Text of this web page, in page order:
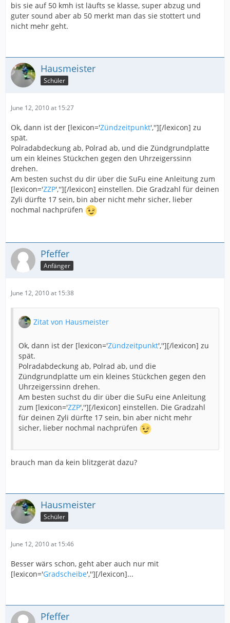
bis sie auf 50 kmh ist läufts se klasse, super abzug und
guter sound aber ab 50 merkt man das sie stottert und
nicht mehr geht.
Hausmeister
Schüler
June 12, 2010 at 15:27
Ok, dann ist der [lexicon='Zündzeitpunkt',''][/lexicon] zu
spät.
Polradabdeckung ab, Polrad ab, und die Zündgrundplatte
um ein kleines Stückchen gegen den Uhrzeigerssinn
drehen.
Am besten suchst du dir über die SuFu eine Anleitung zum
[lexicon='ZZP',''][/lexicon] einstellen. Die Gradzahl für deinen
Zyli dürfte 17 sein, bin aber nicht mehr sicher, lieber
nochmal nachprüfen
Pfeffer
Anfänger
June 12, 2010 at 15:38
Zitat von Hausmeister
Ok, dann ist der [lexicon='Zündzeitpunkt',''][/lexicon] zu
spät.
Polradabdeckung ab, Polrad ab, und die
Zündgrundplatte um ein kleines Stückchen gegen den
Uhrzeigerssinn drehen.
Am besten suchst du dir über die SuFu eine Anleitung
zum [lexicon='ZZP',''][/lexicon] einstellen. Die Gradzahl
für deinen Zyli dürfte 17 sein, bin aber nicht mehr
sicher, lieber nochmal nachprüfen
brauch man da kein blitzgerät dazu?
Hausmeister
Schüler
June 12, 2010 at 15:46
Besser wärs schon, geht aber auch nur mit
[lexicon='Gradscheibe',''][/lexicon]...
Pfeffer